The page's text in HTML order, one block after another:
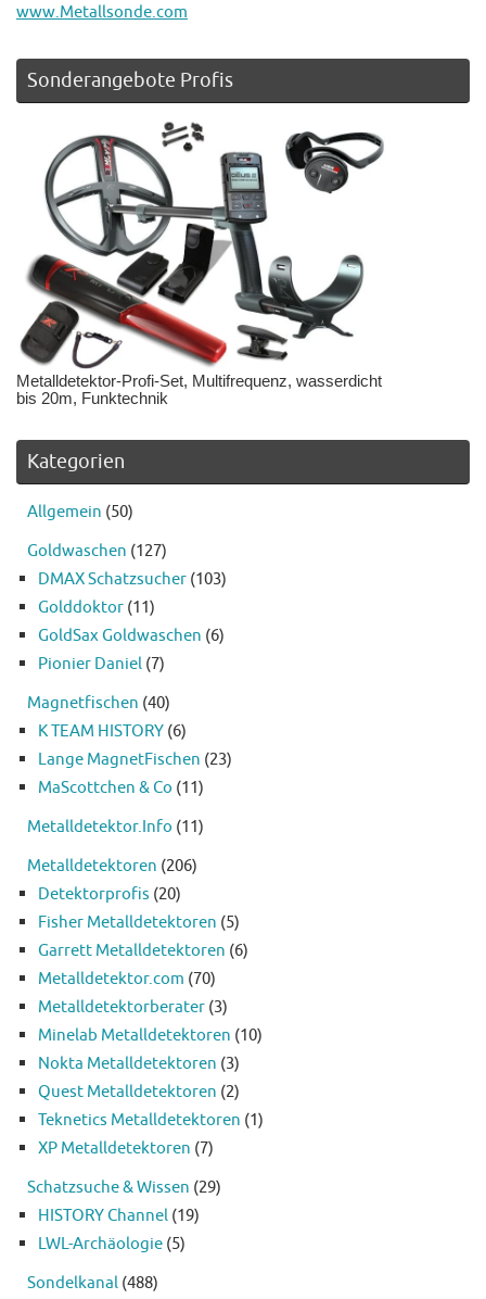
www.Metallsonde.com
Sonderangebote Profis
Metalldetektor-Profi-Set, Multifrequenz, wasserdicht
bis 20m, Funktechnik
Kategorien
Allgemein (50)
Goldwaschen (127)
DMAX Schatzsucher (103)
Golddoktor (11)
GoldSax Goldwaschen (6)
Pionier Daniel (7)
Magnetfischen (40)
K TEAM HISTORY (6)
Lange MagnetFischen (23)
MaScottchen & Co (11)
Metalldetektor.Info (11)
Metalldetektoren (206)
Detektorprofis (20)
Fisher Metalldetektoren (5)
Garrett Metalldetektoren (6)
Metalldetektor.com (70)
Metalldetektorberater (3)
Minelab Metalldetektoren (10)
Nokta Metalldetektoren (3)
Quest Metalldetektoren (2)
Teknetics Metalldetektoren (1)
XP Metalldetektoren (7)
Schatzsuche & Wissen (29)
HISTORY Channel (19)
LWL-Archäologie (5)
Sondelkanal (488)